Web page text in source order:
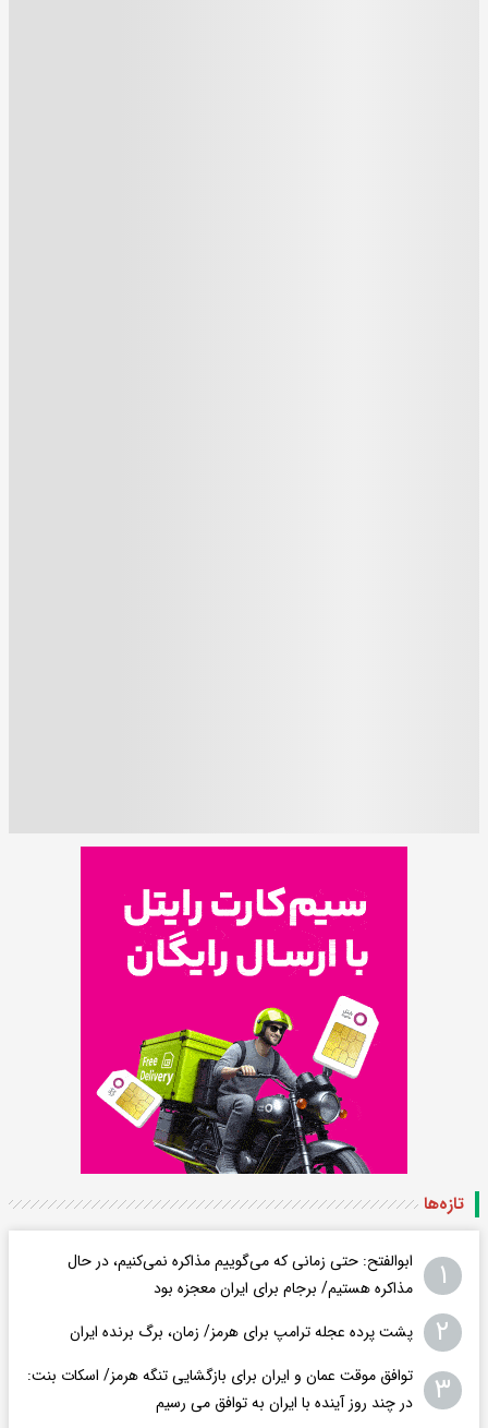
تازه‌ها
۱
ابوالفتح: حتی زمانی که می‌گوییم مذاکره نمی‌کنیم، در حال
مذاکره هستیم/ برجام برای ایران معجزه بود
۲ پشت پرده عجله ترامپ برای هرمز/ زمان، برگ برنده ایران
۳
توافق موقت عمان و ایران برای بازگشایی تنگه هرمز/ اسکات بنت:
در چند روز آینده با ایران به توافق می رسیم